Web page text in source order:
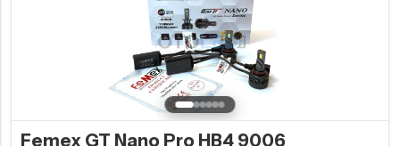
Femex GT Nano Pro HB4 9006